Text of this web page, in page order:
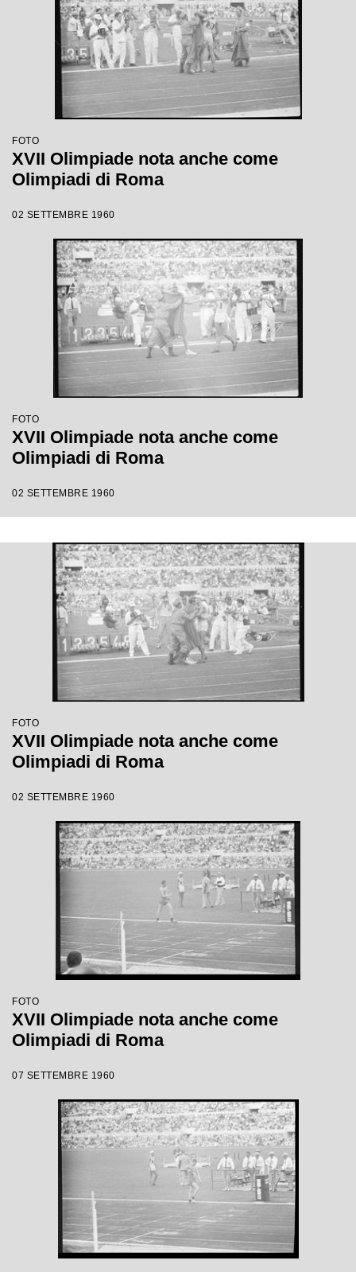
FOTO
XVII Olimpiade nota anche come
Olimpiadi di Roma
02 SETTEMBRE 1960
FOTO
XVII Olimpiade nota anche come
Olimpiadi di Roma
02 SETTEMBRE 1960
FOTO
XVII Olimpiade nota anche come
Olimpiadi di Roma
02 SETTEMBRE 1960
FOTO
XVII Olimpiade nota anche come
Olimpiadi di Roma
07 SETTEMBRE 1960